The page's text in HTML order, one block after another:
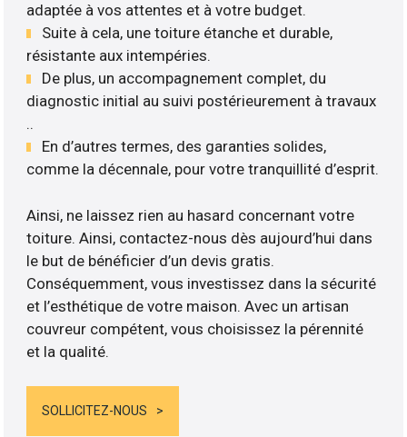
adaptée à vos attentes et à votre budget.
Suite à cela, une toiture étanche et durable,
résistante aux intempéries.
De plus, un accompagnement complet, du
diagnostic initial au suivi postérieurement à travaux
..
En d’autres termes, des garanties solides,
comme la décennale, pour votre tranquillité d’esprit.
Ainsi, ne laissez rien au hasard concernant votre
toiture. Ainsi, contactez-nous dès aujourd’hui dans
le but de bénéficier d’un devis gratis.
Conséquemment, vous investissez dans la sécurité
et l’esthétique de votre maison. Avec un artisan
couvreur compétent, vous choisissez la pérennité
et la qualité.
SOLLICITEZ-NOUS